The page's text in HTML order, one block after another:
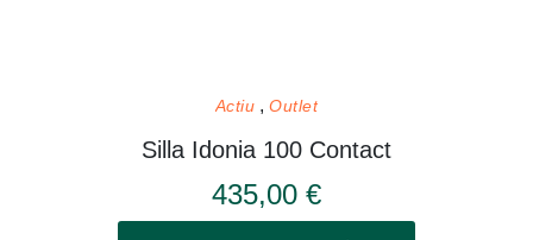
Actiu Outlet
Silla Idonia 100 Contact
435,00 €